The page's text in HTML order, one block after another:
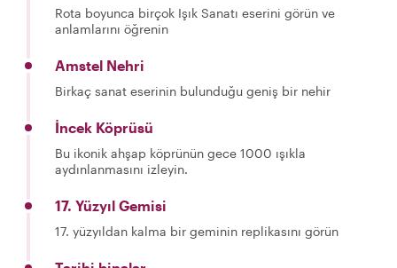
Rota boyunca birçok Işık Sanatı eserini görün ve
anlamlarını öğrenin
Amstel Nehri
Birkaç sanat eserinin bulunduğu geniş bir nehir
İncek Köprüsü
Bu ikonik ahşap köprünün gece 1000 ışıkla
aydınlanmasını izleyin.
17. Yüzyıl Gemisi
17. yüzyıldan kalma bir geminin replikasını görün